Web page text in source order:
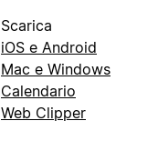
Scarica
iOS e Android
Mac e Windows
Calendario
Web Clipper